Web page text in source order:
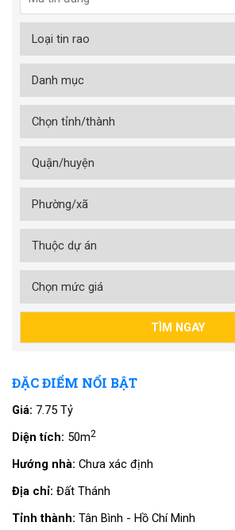
ĐẶC ĐIỂM NỔI BẬT
Giá: 7.75 Tỷ
Diện tích: 50m2
Hướng nhà: Chưa xác định
Địa chỉ: Đất Thánh
Tỉnh thành: Tân Bình - Hồ Chí Minh